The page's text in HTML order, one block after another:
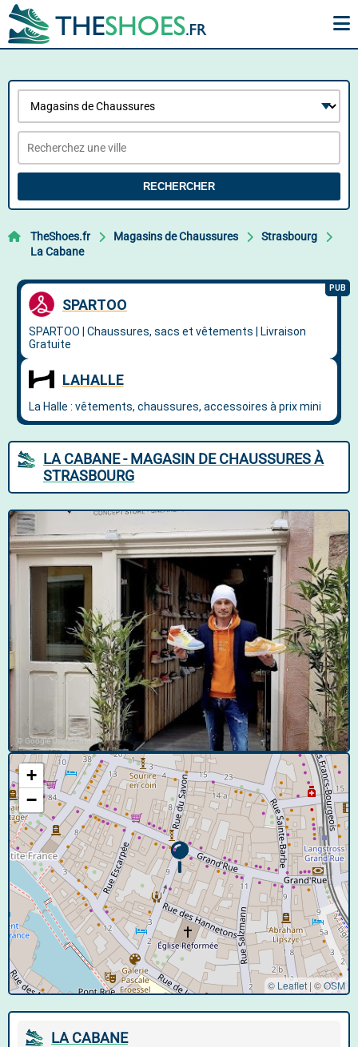
RECHERCHER
TheShoes.fr Magasins de Chaussures
Strasbourg
La Cabane
LA CABANE - MAGASIN DE CHAUSSURES À
STRASBOURG
© Google User Content
+
−
© Leaflet | ©OSM
LA CABANE